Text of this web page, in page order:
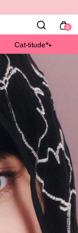
0
Cat-titude🐾